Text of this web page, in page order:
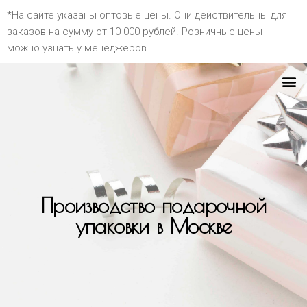
*На сайте указаны оптовые цены. Они действительны для
заказов на сумму от 10 000 рублей. Розничные цены
можно узнать у менеджеров.
Производство подарочной
упаковки в Москве